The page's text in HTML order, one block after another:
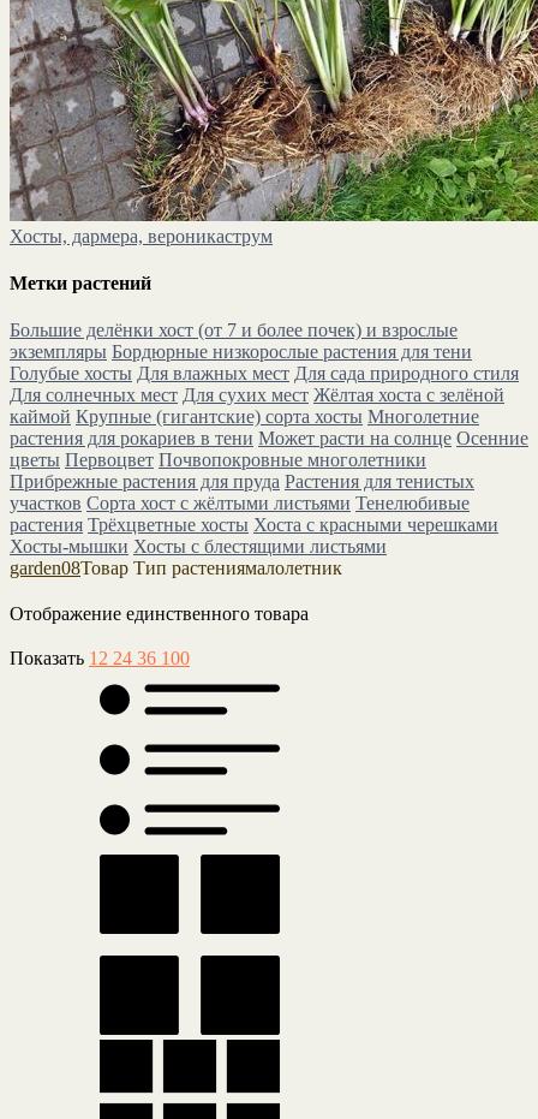
Хосты, дармера, вероникаструм
Метки растений
Большие делёнки хост (от 7 и более почек) и взрослые
экземпляры Бордюрные низкорослые растения для тени
Голубые хосты Для влажных мест Для сада природного стиля
Для солнечных мест Для сухих мест Жёлтая хоста с зелёной
каймой Крупные (гигантские) сорта хосты Многолетние
растения для рокариев в тени Может расти на солнце Осенние
цветы Первоцвет Почвопокровные многолетники
Прибрежные растения для пруда Растения для тенистых
участков Сорта хост с жёлтыми листьями Тенелюбивые
растения Трёхцветные хосты Хоста с красными черешками
Хосты-мышки Хосты с блестящими листьями
garden08Товар Тип растениямалолетник
Отображение единственного товара
Показать 12 24 36 100